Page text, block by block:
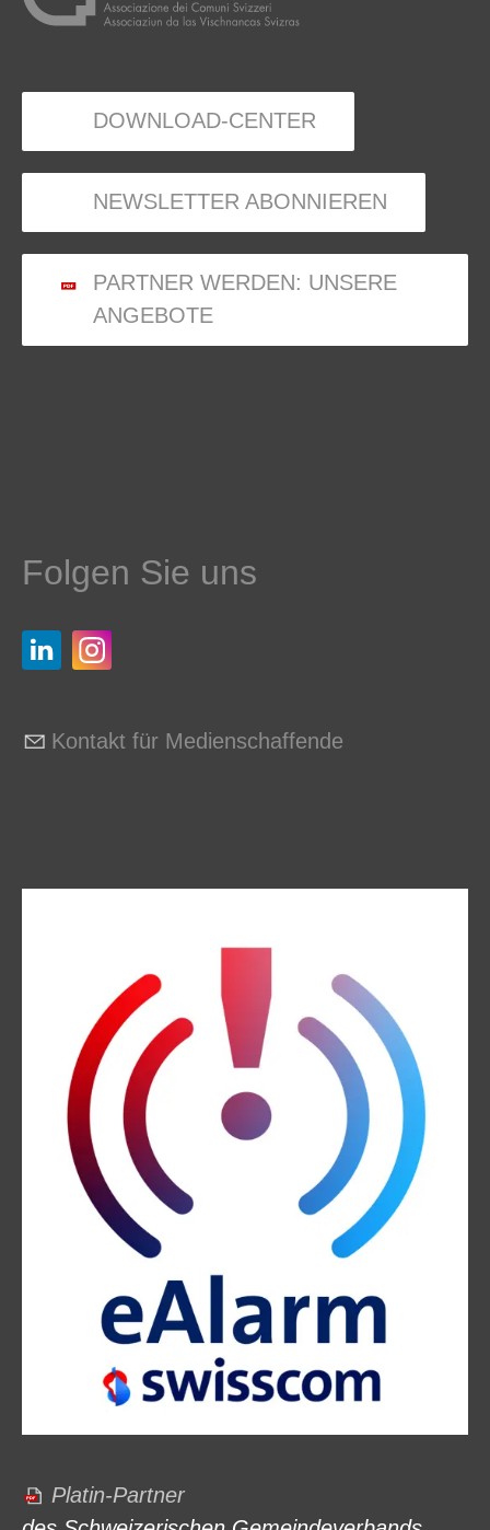
DOWNLOAD-CENTER
NEWSLETTER ABONNIEREN
PARTNER WERDEN: UNSERE
ANGEBOTE
Folgen Sie uns
Kontakt für Medienschaffende
Platin-Partner